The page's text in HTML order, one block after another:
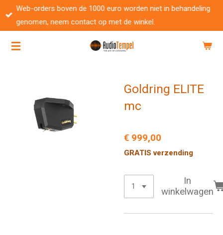
Ga
direct
de
Web-orders boven de 1000 euro worden niet in behandeling
genomen, neem contact op met de winkel.
Goldring ELITE
mc
€ 999,00
GRATIS verzending
In
winkelwagen